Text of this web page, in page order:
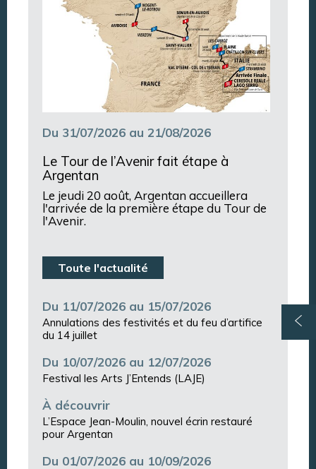
Du 31/07/2026 au 21/08/2026
Le Tour de l’Avenir fait étape à
Argentan
Le jeudi 20 août, Argentan accueillera
l'arrivée de la première étape du Tour de
l'Avenir.
Toute l'actualité
Du 11/07/2026 au 15/07/2026
Annulations des festivités et du feu d’artifice
du 14 juillet
Du 10/07/2026 au 12/07/2026
Festival les Arts J’Entends (LAJE)
À découvrir
L’Espace Jean-Moulin, nouvel écrin restauré
pour Argentan
Du 01/07/2026 au 10/09/2026